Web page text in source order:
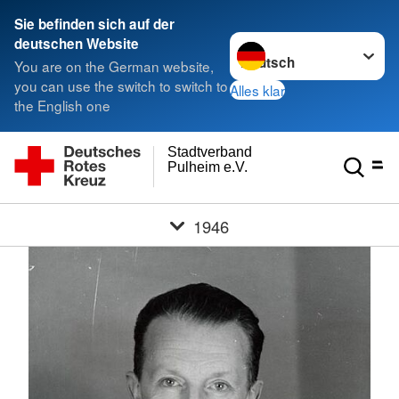
Sie befinden sich auf der
deutschen Website
You are on the German website,
you can use the switch to switch to
the English one
Sprache wechseln zu
Alles klar
Pulheim e.V.
Stadtverband
1946